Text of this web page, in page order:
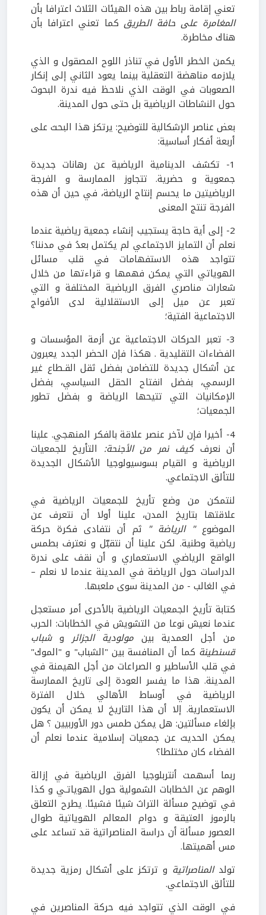
تعني إقامة رباط بين هذه الهيئات الثلاث اعترافا بأن
المغامرة على حافة الطريق كما تعني اعترافا بأن
هناك مخاطرة.
يكمن الخطر الأول في تناذر اللوح المصقول و الذي
يلازمه مناهضة التعقلية بينما يعود الثاني إلى إنكار
الصعوبات في الوقت الذي نلاحظ فيه ندرة البحوث
حول النشاطات الرياضية بل حتى حول المدينة.
بعض عناصر الإشكالية للتوضيح: يرتكز هذا البحث على
أربعة أفكار أساسية:
1- تكشف الدينامية الرياضية عن رهانات جديدة
جمعوية و حضرية. تتجاوز الممارسة و الفرجة
الرياضيتين ما يحسم إنتاج الرياضة، في حين أن هذه
الفرجة تنتج المعنى
2- إلى أية حاجة يستجيب إنشاء جمعية رياضية عندما
نعلم أن التمايز الاجتماعي لم يكتمل بعدُ في مدننا؟
تتواجد هذه الاستفهامات في قلب مسائل
الهوياتي التي يمكن فهمها و قراءتها من خلال
شعارات مناصري الفرق الرياضية المختلفة و التي
تعبر عن ميل إلى الاستقلالية لدى الأفواج
الاجتماعية الفتية؛
3- تعبر الحركات الاجتماعية عن أزمة المؤسسات و
الفضاءات التقليدية . هكذا فإن الحضر الجدد يعبرون
عن أشكال جديدة للتضامن بفضل ثقل القـطاع غير
الرسمي، بفضل انفتاح الحقل السياسي، بفضل
الإمكانيات التي تتيحها الرياضة و بفضل تطور
الجمعيات؛
4- أخيرا فإن لآخر عنصر علاقة بالفكر المنهجي. علينا
أن نعرف كيف نمر من الأجنحة: التأريخ للجمعيات
الرياضية و القيام بسوسيولوجيا الأشكال الجديدة
للتألق الاجتماعي.
لنتمكن من وضع تأريخ للجمعيات الرياضية في
علاقتها بتاريخ المدن، علينا أولا أن نتعرف عن
الموضوع" الرياضة " ثم أن نتفادى فكرة حركة
رياضية وطنية. لكن علينا أن نتقبّل و نعترف بطمس
الواقع الرياضي الاستعماري و أن نقف على ندرة
الدراسات حول الرياضة في المدينة عندما لا نعلم –
في الغالب - من المدينة سوى ملعبها.
كتابة تأريخ الجمعيات الرياضية بالأحرى أمر مستعجل
عندما نعيش نوعا من التشويش في الخطابات: الحرب
من أجل العمدية بين مولودية الجزائروشباب
قسنطينة كما أن المنافسة بين "الشباب" و "الموك"
في قلب الأساطير و الصراعات من أجل الهيمنة في
المدينة. هذا ما يفسر العودة إلى تاريخ الممارسة
الرياضية في أوساط الأهالي خلال الفترة
الاستعمارية. إلا أن هذا التاريخ لا يمكن أن يكون
بإلغاء مسألتين: هل يمكن طمس دور الأوربيين ؟ هل
يمكن الحديث عن جمعيات إسلامية عندما نعلم أن
الفضاء كان مختلطا؟
ربما أسهمت أنتربلوجيا الفرق الرياضية في إزالة
الوهم عن الخطابات الشمولية حول الهوياتـي و كذا
في توضيح مسألة التراث شيئا فشيئا. يطرح التعلق
بالرموز العتيقة و دوام المعالم الهوياتية طوال
العصور مسألة أن دراسة المناصراتية قد تساعد على
مس أهميتها.
تولدالمناصراتية و ترتكز على أشكال رمزية جديدة
للتألق الاجتماعي.
في الوقت الذي تتواجد فيه حركة المناصرين في